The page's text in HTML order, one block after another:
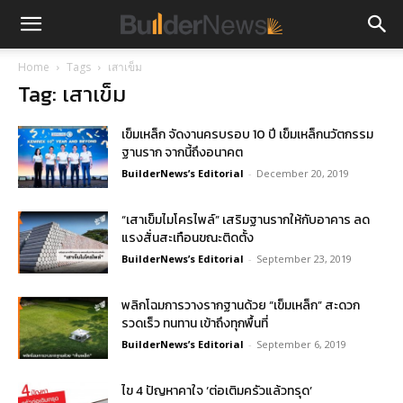
Home Tags เสาเข็ม
Tag: เสาเข็ม
เข็มเหล็ก จัดงานครบรอบ 10 ปี เข็มเหล็กนวัตกรรม
ฐานราก จากนี้ถึงอนาคต
BuilderNews’s Editorial - December 20, 2019
“เสาเข็มไมโครไพล์” เสริมฐานรากให้กับอาคาร ลด
แรงสั่นสะเทือนขณะติดตั้ง
BuilderNews’s Editorial - September 23, 2019
พลิกโฉมการวางรากฐานด้วย “เข็มเหล็ก” สะดวก
รวดเร็ว ทนทาน เข้าถึงทุกพื้นที่
BuilderNews’s Editorial - September 6, 2019
ไข 4 ปัญหาคาใจ ‘ต่อเติมครัวแล้วทรุด’